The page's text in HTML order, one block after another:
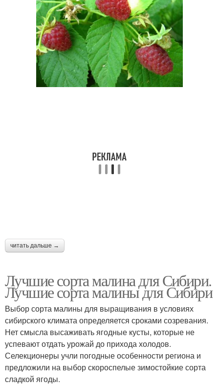
читать дальше →
Лучшие сорта малина для Сибири.
Лучшие сорта малины для Сибири
Выбор сорта малины для выращивания в условиях
сибирского климата определяется сроками созревания.
Нет смысла высаживать ягодные кусты, которые не
успевают отдать урожай до прихода холодов.
Селекционеры учли погодные особенности региона и
предложили на выбор скороспелые зимостойкие сорта
сладкой ягоды.